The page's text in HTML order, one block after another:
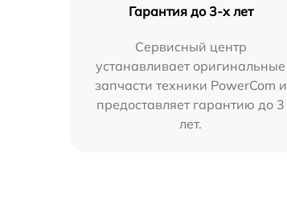
Гарантия до 3-х лет
Сервисный центр
устанавливает оригинальные
запчасти техники PowerCom и
предоставляет гарантию до 3
лет.